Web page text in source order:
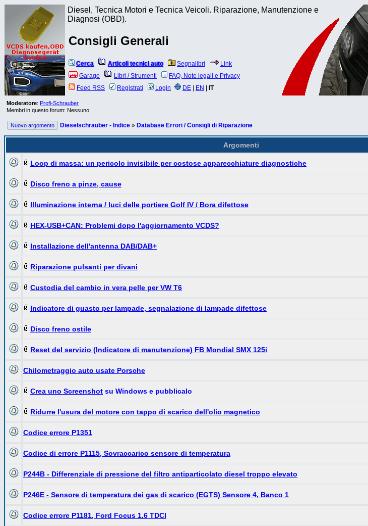
Diesel, Tecnica Motori e Tecnica Veicoli. Riparazione, Manutenzione e
Diagnosi (OBD).
Consigli Generali
Cerca Articoli tecnici auto Segnalibri
Link
Garage
Libri / Strumenti
FAQ, Note legali e Privacy
Feed RSS
Registrati Login DE EN IT
Moderatore: Profi-Schrauber
Membri in questo forum: Nessuno
Nuovo argomento Dieselschrauber - Indice » Database Errori / Consigli di Riparazione
Argomenti
Loop di massa: un pericolo invisibile per costose apparecchiature diagnostiche
Disco freno a pinze, cause
Illuminazione interna / luci delle portiere Golf IV / Bora difettose
HEX-USB+CAN: Problemi dopo l'aggiornamento VCDS?
Installazione dell'antenna DAB/DAB+
Riparazione pulsanti per divani
Custodia del cambio in vera pelle per VW T6
Indicatore di guasto per lampade, segnalazione di lampade difettose
Disco freno ostile
Reset del servizio (Indicatore di manutenzione) FB Mondial SMX 125i
Chilometraggio auto usate Porsche
Crea uno Screenshot su Windows e pubblicalo
Ridurre l'usura del motore con tappo di scarico dell'olio magnetico
Codice errore P1351
Codice di errore P1115, Sovraccarico sensore di temperatura
P244B - Differenziale di pressione del filtro antiparticolato diesel troppo elevato
P246E - Sensore di temperatura dei gas di scarico (EGTS) Sensore 4, Banco 1
Codice errore P1181, Ford Focus 1.6 TDCI